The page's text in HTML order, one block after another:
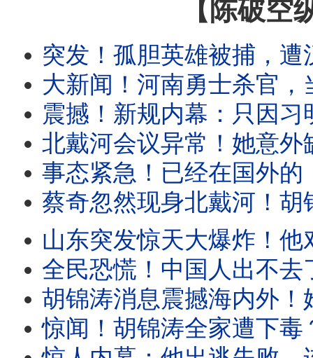
【陈破空
突发！孤胆英雄被捕，遭汉奸出卖。十万军警疲于奔命十天。网
大新闻！河南勇士杀官，当局调集十万军警围捕，碾平所有玉米
震撼！新规内幕：只因习明泽要回国了？共产党要改名劳动党？公职人
北戴河会议异常！她意外缺席，为彭丽媛腾位？香港出大事：栗
事态紧急！已经在国外的，千万别回去！回国就完蛋：遭强制放弃外国身份。体
蔡奇忽然现身北戴河！胡锦涛消息是习派故意放风？意在恐吓！传
山东突发惊天大爆炸！他对连任没把握？突然喊打黑一年，直到明年21大
全民恐慌！中国人出不去了，也回不去了！新规把中国变
胡锦涛消息震撼海内外！她否认发布，但未否认传言！五中全会：要把王岐
惊闻！胡锦涛全家遭下毒？全网疯传。习召集政治局开会，六个